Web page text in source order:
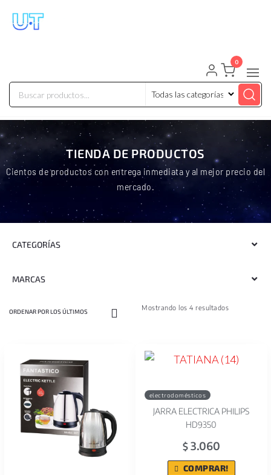
0
TIENDA DE PRODUCTOS
Cientos de productos con entrega inmediata y al mejor precio del
mercado.
CATEGORÍAS
MARCAS
Mostrando los 4 resultados
electrodomésticos
JARRA ELECTRICA PHILIPS
HD9350
$3.060
COMPRAR!